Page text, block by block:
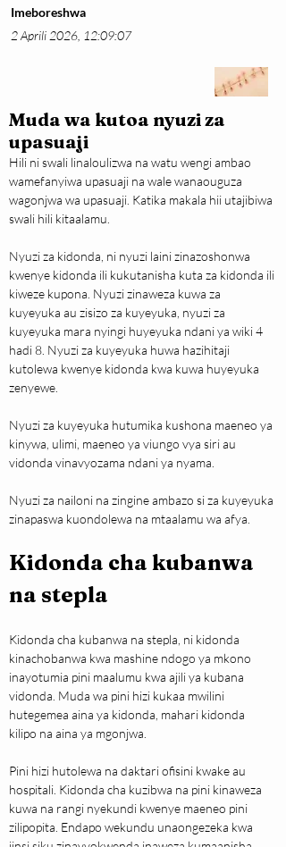
Imeboreshwa
2 Aprili 2026, 12:09:07
Muda wa kutoa nyuzi za
upasuaji
Hili ni swali linaloulizwa na watu wengi ambao
wamefanyiwa upasuaji na wale wanaouguza
wagonjwa wa upasuaji. Katika makala hii utajibiwa
swali hili kitaalamu.
Nyuzi za kidonda, ni nyuzi laini zinazoshonwa
kwenye kidonda ili kukutanisha kuta za kidonda ili
kiweze kupona. Nyuzi zinaweza kuwa za
kuyeyuka au zisizo za kuyeyuka, nyuzi za
kuyeyuka mara nyingi huyeyuka ndani ya wiki 4
hadi 8. Nyuzi za kuyeyuka huwa hazihitaji
kutolewa kwenye kidonda kwa kuwa huyeyuka
zenyewe.
Nyuzi za kuyeyuka hutumika kushona maeneo ya
kinywa, ulimi, maeneo ya viungo vya siri au
vidonda vinavyozama ndani ya nyama.
Nyuzi za nailoni na zingine ambazo si za kuyeyuka
zinapaswa kuondolewa na mtaalamu wa afya.
Kidonda cha kubanwa
na stepla
Kidonda cha kubanwa na stepla, ni kidonda
kinachobanwa kwa mashine ndogo ya mkono
inayotumia pini maalumu kwa ajili ya kubana
vidonda. Muda wa pini hizi kukaa mwilini
hutegemea aina ya kidonda, mahari kidonda
kilipo na aina ya mgonjwa.
Pini hizi hutolewa na daktari ofisini kwake au
hospitali. Kidonda cha kuzibwa na pini kinaweza
kuwa na rangi nyekundi kwenye maeneo pini
zilipopita. Endapo wekundu unaongezeka kwa